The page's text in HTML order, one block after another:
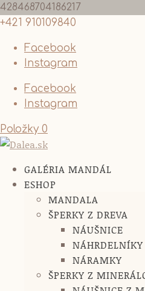
428468704186217
+421 910109840
Facebook
Instagram
Facebook
Instagram
Položky 0
GALÉRIA MANDÁL
ESHOP
MANDALA
ŠPERKY Z DREVA
NÁUŠNICE
NÁHRDELNÍKY
NÁRAMKY
ŠPERKY Z